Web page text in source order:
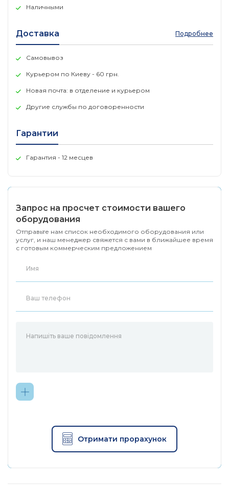
Гарантия: 3 года на электронику, 2 года на
Рабочая температура от 0 до 40 °C
Можно подключить до 4 дополнительных батарей
5PXEBM48RT2UG2.
режим зарядки с тепловой компенсацией
(выбирается пользователем)
Наличными
Доставка Подробнее
Самовывоз
Курьером по Киеву - 60 грн.
Новая почта: в отделение и курьером
Другие службы по договоренности
Гарантии
Гарантия - 12 месцев
Запрос на просчет стоимости вашего
оборудования
Отправьте нам список необходимого оборудования или
услуг, и наш менеджер свяжется с вами в ближайшее время
с готовым коммерческим предложением
Отримати прорахунок